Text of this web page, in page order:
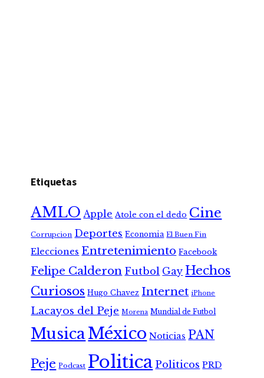
Etiquetas
AMLO Apple Atole con el dedo Cine
Corrupcion Deportes Economia El Buen Fin
Elecciones Entretenimiento Facebook
Felipe Calderon Futbol Gay Hechos
Curiosos Hugo Chavez Internet iPhone
Lacayos del Peje Morena Mundial de Futbol
MusicaMéxico Noticias PAN
Peje Podcast Politica Politicos PRD